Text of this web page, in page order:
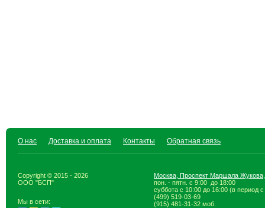
О нас Доставка и оплата Контакты Обратная связь
Copyright © 2015 - 2026
ООО "БСП"
Мы в сети:
Москва, Проспект Маршала
пон. - пятн. с 9:00 до 18:00
суббота с 10:00 до 16:00 (в период
(499) 519-03-69
(915) 481-31-32 моб.